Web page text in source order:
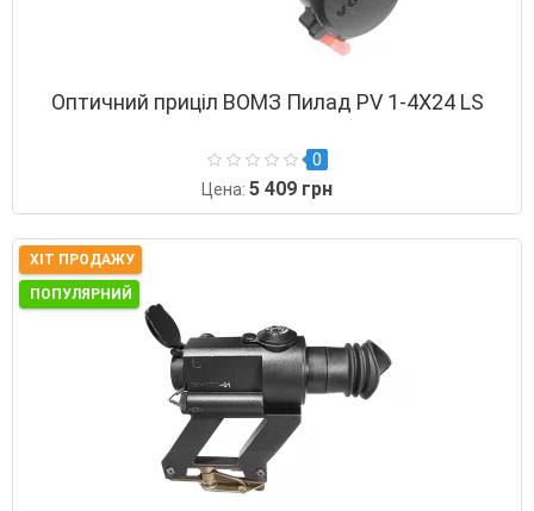
Оптичний приціл ВОМЗ Пилад PV 1-4Х24 LS
0
Цена: 5 409 грн
ХІТ ПРОДАЖУ
ПОПУЛЯРНИЙ